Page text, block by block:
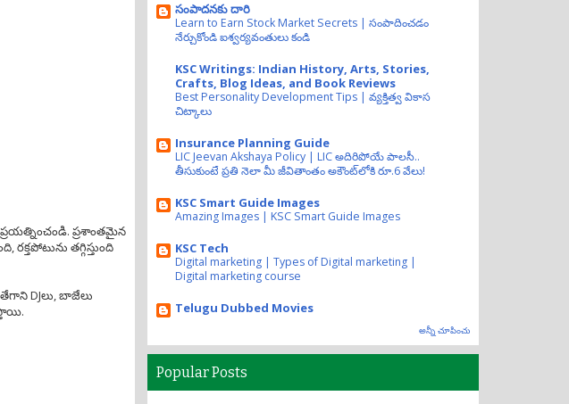
ప్రశాంతమైన
తగ్గిస్తుంది
DJలు, బాజేలు
సంపాదనకు దారి
Learn to Earn Stock Market Secrets | సంపాదించడం
నేర్చుకోండి ఐశ్వర్యవంతులు కండి
KSC Writings: Indian History, Arts, Stories,
Crafts, Blog Ideas, and Book Reviews
Best Personality Development Tips | వ్యక్తిత్వ వికాస
చిట్కాలు
Insurance Planning Guide
LIC Jeevan Akshaya Policy | LIC అదిరిపోయే పాలసీ..
తీసుకుంటే ప్రతి నెలా మీ జీవితాంతం అకౌంట్‌లోకి రూ.6 వేలు!
KSC Smart Guide Images
Amazing Images | KSC Smart Guide Images
KSC Tech
Digital marketing | Types of Digital marketing |
Digital marketing course
Telugu Dubbed Movies
అన్నీ చూపించు
Popular Posts